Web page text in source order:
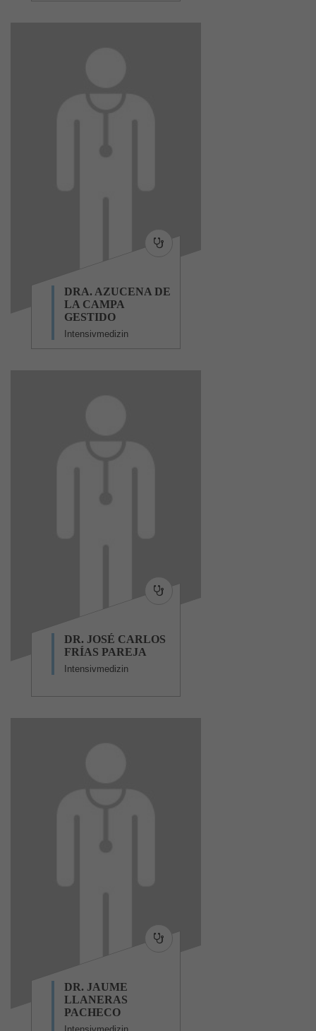
DRA. AZUCENA DE
LA CAMPA
GESTIDO
Intensivmedizin
DR. JOSÉ CARLOS
FRÍAS PAREJA
Intensivmedizin
DR. JAUME
LLANERAS
PACHECO